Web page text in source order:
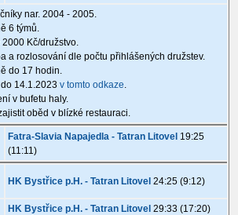
nar. 2004 - 2005.
6 týmů.
2000 Kč/družstvo.
a rozlosování dle počtu přihlášených družstev.
do 17 hodin.
do 14.1.2023v tomto odkaze.
v bufetu haly.
oběd v blízké restauraci.
Fatra-Slavia Napajedla - Tatran Litovel 19:25
(11:11)
HK Bystřice p.H. - Tatran Litovel 24:25 (9:12)
HK Bystřice p.H. - Tatran Litovel 29:33 (17:20)